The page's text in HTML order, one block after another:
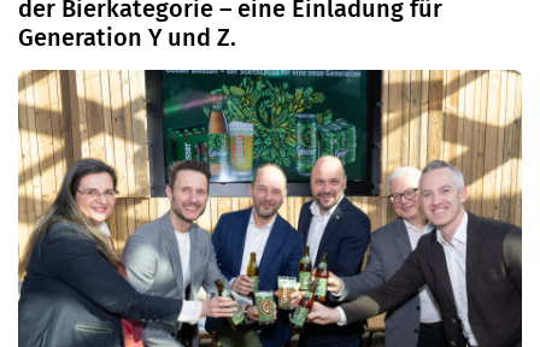
der Bierkategorie – eine Einladung für
Generation Y und Z.